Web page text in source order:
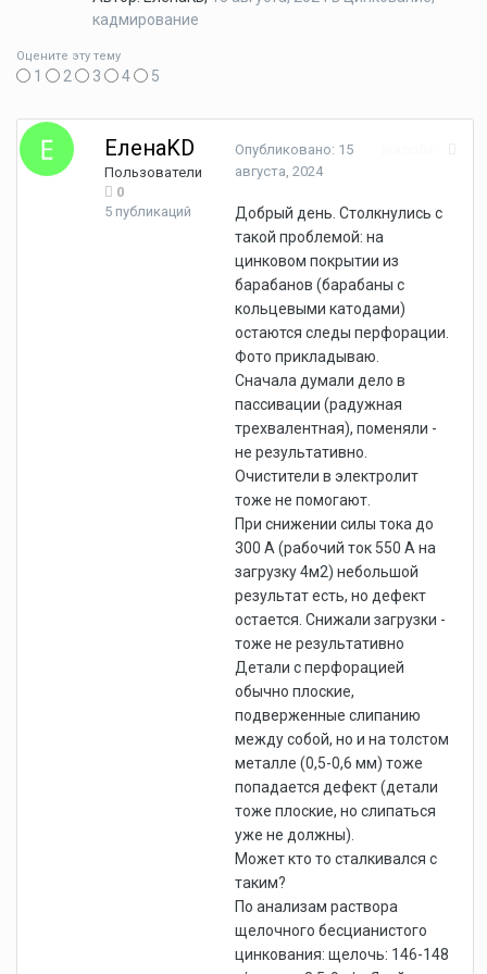
кадмирование
Оцените эту тему
1 2 3 4 5
ЕленаKD
Пользователи
0
5 публикаций
Опубликовано: 15
августа, 2024
Добрый день. Столкнулись с
такой проблемой: на
цинковом покрытии из
барабанов (барабаны с
кольцевыми катодами)
остаются следы перфорации.
Фото прикладываю.
Сначала думали дело в
пассивации (радужная
трехвалентная), поменяли -
не результативно.
Очистители в электролит
тоже не помогают.
При снижении силы тока до
300 А (рабочий ток 550 А на
загрузку 4м2) небольшой
результат есть, но дефект
остается. Снижали загрузки -
тоже не результативно
Детали с перфорацией
обычно плоские,
подверженные слипанию
между собой, но и на толстом
металле (0,5-0,6 мм) тоже
попадается дефект (детали
тоже плоские, но слипаться
уже не должны).
Может кто то сталкивался с
таким?
По анализам раствора
щелочного бесцианистого
цинкования: щелочь: 146-148